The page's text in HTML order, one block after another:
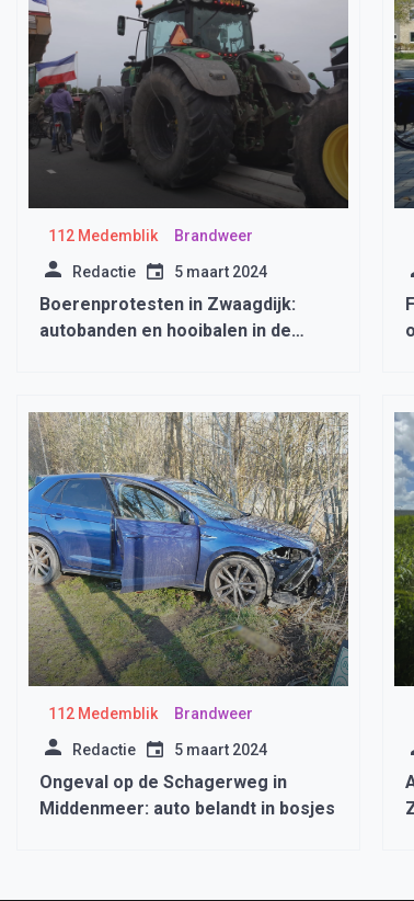
112 Medemblik Brandweer
Redactie 5 maart 2024
Boerenprotesten in Zwaagdijk:
autobanden en hooibalen in de
112 Medemblik Brandweer
Redactie 5 maart 2024
Ongeval op de Schagerweg in
Middenmeer: auto belandt in bosjes